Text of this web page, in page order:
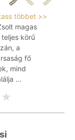
többet >>
magas
körű
a
fő
mind
...